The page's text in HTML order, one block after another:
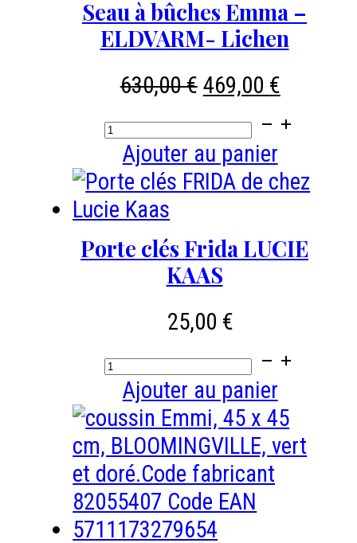
30
cm
compagnon
set
Lichen
Seau à bûches Emma –
ELDVARM- Lichen
630,00€ Le
initial
était :
630,00 €.
469,00 €Le
prix
est :
469,00
quantité
de
Seau
à
bûches
Emma
ELDVARM-
Ajouter au panier
Porte clés Frida LUCIE
KAAS
25,00 €
quantité
de
Porte
clés
Frida
LUCIE
KAAS
Ajouter au panier